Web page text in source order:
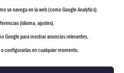
se navega en la web (como Google Analytics).
(idioma, ajustes).
Google para mostrar anuncios relevantes.
configurarlas en cualquier momento.
& REFORMA
& DECORACIÓN